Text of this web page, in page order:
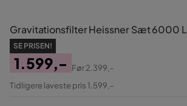
Gravitationsfilter Heissner Sæt 6000 L
SE PRISEN!
Pris
1.599,-
Original
Før2.399,-
Tidligere laveste pris 1.599,-